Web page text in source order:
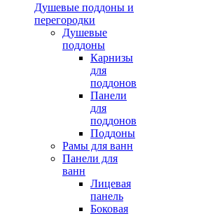
Душевые поддоны и
перегородки
Душевые
поддоны
Карнизы
для
поддонов
Панели
для
поддонов
Поддоны
Рамы для ванн
Панели для
ванн
Лицевая
панель
Боковая